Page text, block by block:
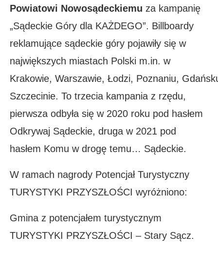
Powiatowi Nowosądeckiemu za kampanię
„Sądeckie Góry dla KAŻDEGO”. Billboardy
reklamujące sądeckie góry pojawiły się w
największych miastach Polski m.in. w
Krakowie, Warszawie, Łodzi, Poznaniu,
Szczecinie. To trzecia kampania z rzędu,
pierwsza odbyła się w 2020 roku pod hasłem
Odkrywaj Sądeckie, druga w 2021 pod
hasłem Komu w drogę temu… Sądeckie.
W ramach nagrody Potencjał Turystyczny
TURYSTYKI PRZYSZŁOŚCI wyróżniono:
Gmina z potencjałem turystycznym
TURYSTYKI PRZYSZŁOŚCI – Stary Sącz.